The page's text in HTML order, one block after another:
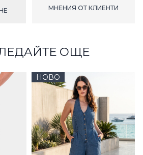
МНЕНИЯ ОТ КЛИЕНТИ
ОЩЕ
НОВО